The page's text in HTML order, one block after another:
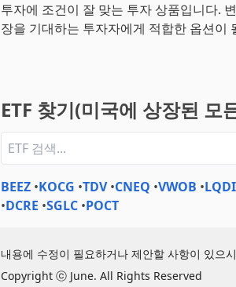
투자에 조건이 잘 맞는 투자 상품입니다.
장을 기대하는 투자자에게 적합한 옵션이
ETF 찾기(미국에 상장된 모
BEEZ •KOCG •TDV •CNEQ •VWOB •LQDI
•DCRE •SGLC •POCT
내용에 수정이 필요하거나 제안할 사항이 있으
Copyright ⓒ June. All Rights Reserved